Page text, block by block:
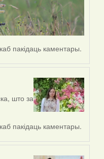
каб пакідаць каментары.
што за
каб пакідаць каментары.